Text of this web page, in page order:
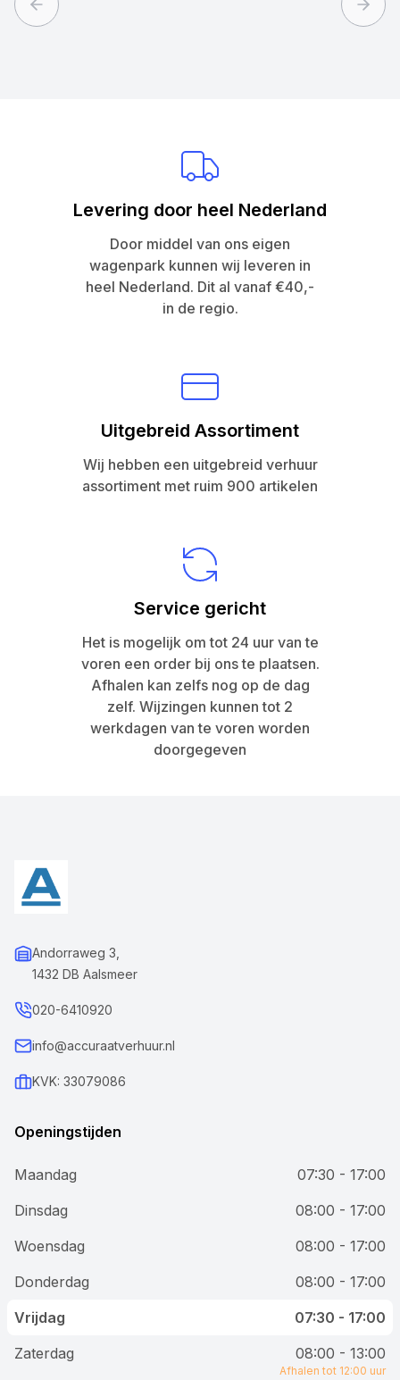
Previous slide Next
Levering door heel Nederland
Door middel van ons eigen
wagenpark kunnen wij leveren in
heel Nederland. Dit al vanaf €40,-
in de regio.
Uitgebreid Assortiment
Wij hebben een uitgebreid verhuur
assortiment met ruim 900 artikelen
Service gericht
Het is mogelijk om tot 24 uur van te
voren een order bij ons te plaatsen.
Afhalen kan zelfs nog op de dag
zelf. Wijzingen kunnen tot 2
werkdagen van te voren worden
doorgegeven
Andorraweg 3,
1432 DB Aalsmeer
020-6410920
info@accuraatverhuur.nl
KVK: 33079086
Openingstijden
Maandag
07:30 - 17:00
Dinsdag
08:00 - 17:00
Woensdag
08:00 - 17:00
Donderdag
08:00 - 17:00
Vrijdag
07:30 - 17:00
Zaterdag
08:00 - 13:00
Afhalen tot 12:00 uur